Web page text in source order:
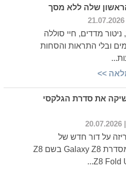
שלה ללא מסך
מדדים, חיי סוללה
עד 10 ימים ובלי התראות והסחות
>>
את סדרת הגלקסי
| 20.07.2026
על דור חדש של
מתקפלים מסדרת Galaxy Z8 בשם Z8